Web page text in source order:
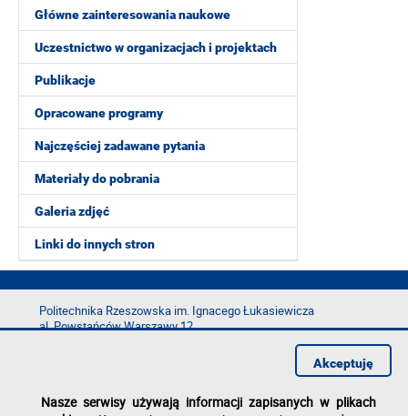
Główne zainteresowania naukowe
Uczestnictwo w organizacjach i projektach
Publikacje
Opracowane programy
Najczęściej zadawane pytania
Materiały do pobrania
Galeria zdjęć
Linki do innych stron
Politechnika Rzeszowska im. Ignacego Łukasiewicza
al. Powstańców Warszawy 12
e-mail:kancelaria@prz.edu.pl
Nasze serwisy używają informacji zapisanych w plikach
Akceptuję